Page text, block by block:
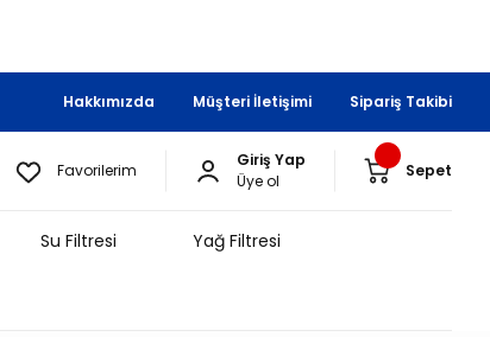
Hakkımızda Müşteri İletişimi Sipariş Takibi
Favorilerim
Giriş Yap
Üye ol
Sepet
Su Filtresi Yağ Filtresi